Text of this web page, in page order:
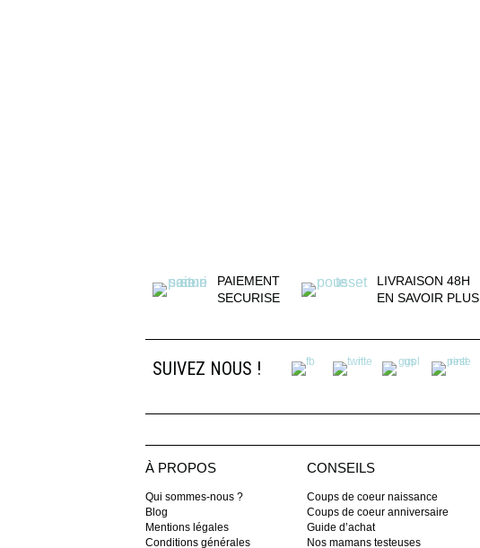
PAIEMENT
SECURISE
LIVRAISON 48H
EN SAVOIR PLUS
SUIVEZ NOUS !
À PROPOS
Qui sommes-nous ?
Blog
Mentions légales
Conditions générales
CONSEILS
Coups de coeur naissance
Coups de coeur anniversaire
Guide d’achat
Nos mamans testeuses